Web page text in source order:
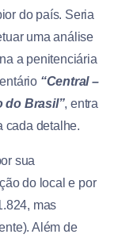
do país. Seria
uma análise
a penitenciária
“Central –
do Brasil”, entra
cada detalhe.
sua
do local e por
mas
Além de